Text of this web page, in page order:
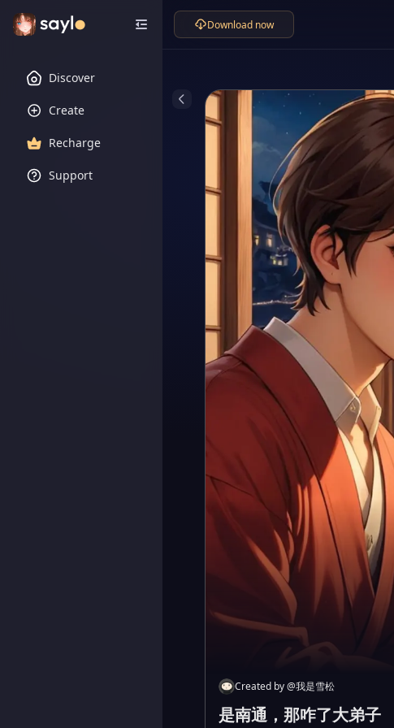
Discover
Create
Recharge
Support
Download now
Created by@我是雪松
是南通，那咋了大弟子